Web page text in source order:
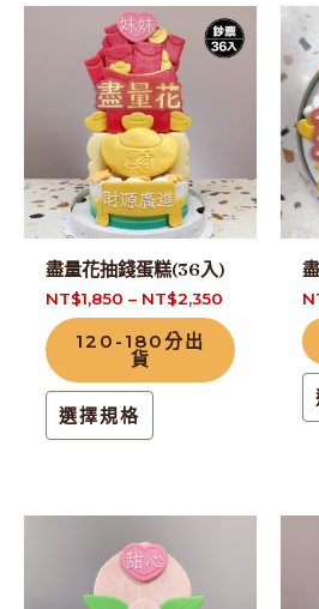
選
項
盡量花抽錢蛋糕(36入)
NT$1,850 – NT$2,350
120-180分出
貨
選擇規格
此
產
品
有
多
種
款
可
在
產
面
選
項
產
品